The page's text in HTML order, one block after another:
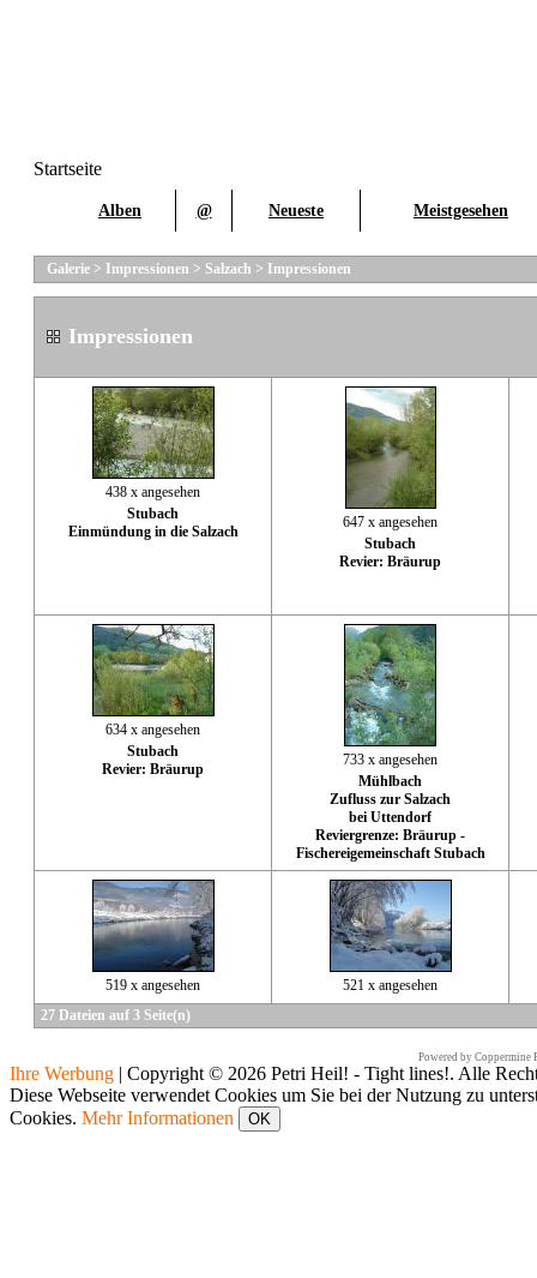
Startseite
Alben @ Neueste Meistgesehen
Galerie > Impressionen > Salzach > Impressionen
Impressionen
438 x angesehen
Stubach
Einmündung in die Salzach
647 x angesehen
Stubach
Revier: Bräurup
634 x angesehen
Stubach
Revier: Bräurup
733 x angesehen
Mühlbach
Zufluss zur Salzach
bei Uttendorf
Reviergrenze: Bräurup -
Fischereigemeinschaft Stubach
519 x angesehen
521 x angesehen
27 Dateien auf 3 Seite(n)
Powered by Coppermine
Ihre Werbung | Copyright © 2026 Petri Heil! - Tight lines!. Alle
Diese Webseite verwendet Cookies um Sie bei der Nutzung zu
Cookies. Mehr Informationen OK